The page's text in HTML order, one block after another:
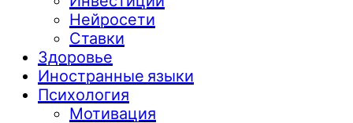
Нейросети
Ставки
Здоровье
Иностранные языки
Психология
Мотивация